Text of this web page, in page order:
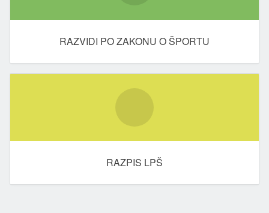
RAZVIDI PO ZAKONU O ŠPORTU
RAZPIS LPŠ